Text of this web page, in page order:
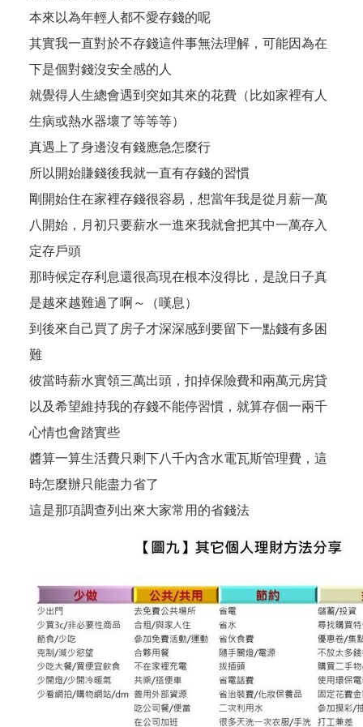
本來以為年輕人都不愛存錢的呢
其實我一直對於不存錢這件事無法理解，可能因為在
下是個對錢沒安全感的人
就覺得人生總會遇到突如其來的花費（比如家裡有人
生病或熱水器壞了等等等）
真遇上了身邊沒有錢應急怎麼行
所以開始賺錢後我就一直有存錢的習慣
剛開始住在家裡存錢很容易，想當年我是從月薪一萬
八開始，月初只要薪水一進來我就會把其中一萬存入
定存戶頭
那時候定存利息還很高現在根本沒得比，是說日子真
是越來越難過了啊～（嘆息）
到後來自己買了房子才深深感到要留下一點錢有多困
難
彼當時薪水實領三萬出頭，扣掉保險費和兩萬元房貸
以及希望維持我的存錢不能停習慣，就算存個一兩千
心情也會踏實些
醬算一算生活費只剩下八千內含水電瓦斯管理費，這
時怎麼辦只能盡力省了
這是那項調查列出來大家常用的省錢法